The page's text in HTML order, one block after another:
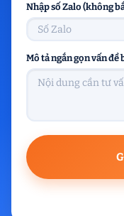
Nhập số Zalo (không
Mô tả ngắn gọn vấn